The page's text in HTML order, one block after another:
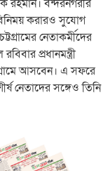
রহমান। বন্দরনগরীর
করারও সুযোগ
নেতাকর্মীদের
প্রধানমন্ত্রী
আসবেন। এ সফরে
নেতাদের সঙ্গেও তিনি